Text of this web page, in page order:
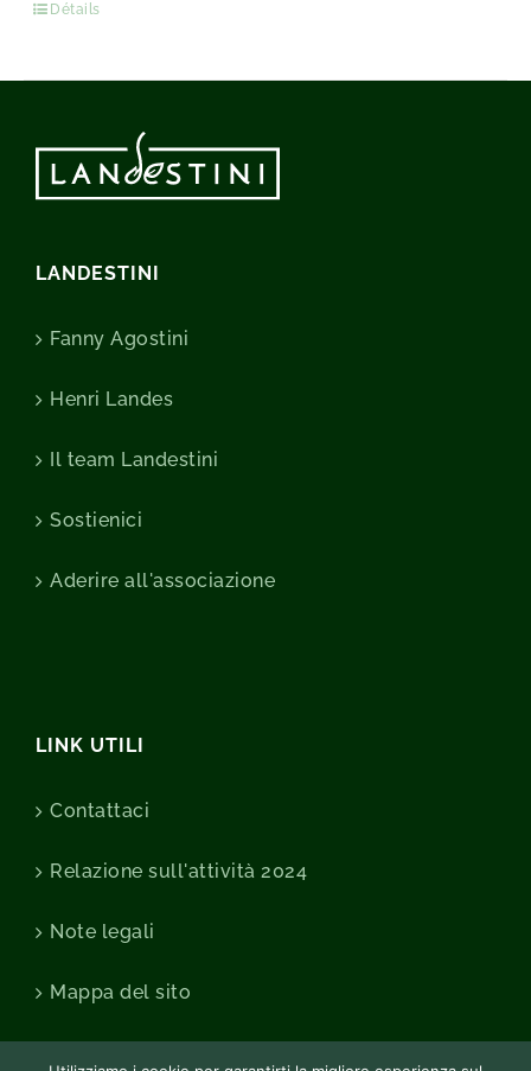
Détails
LANDESTINI
Fanny Agostini
Henri Landes
Il team Landestini
Sostienici
Aderire all'associazione
LINK UTILI
Contattaci
Relazione sull'attività 2024
Note legali
Mappa del sito